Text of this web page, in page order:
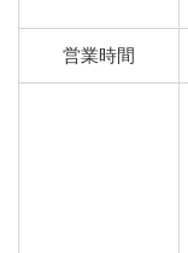
営業時間